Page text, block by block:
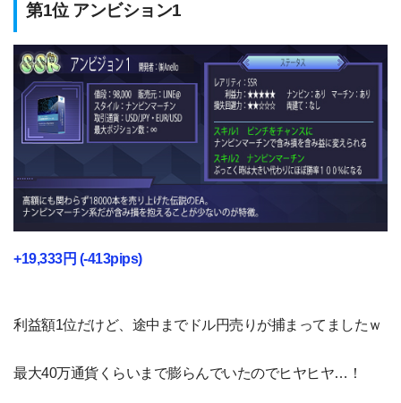
第1位 アンビション1
+19,333円 (-413pips)
利益額1位だけど、途中までドル円売りが捕まってましたｗ
最大40万通貨くらいまで膨らんでいたのでヒヤヒヤ…！